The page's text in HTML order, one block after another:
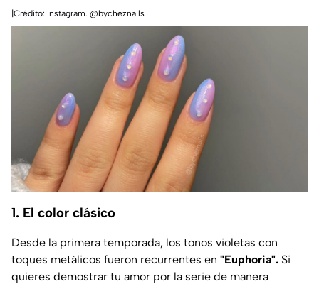
|Crédito: Instagram. @bycheznails
1. El color clásico
Desde la primera temporada, los tonos violetas con
toques metálicos fueron recurrentes en "Euphoria". Si
quieres demostrar tu amor por la serie de manera